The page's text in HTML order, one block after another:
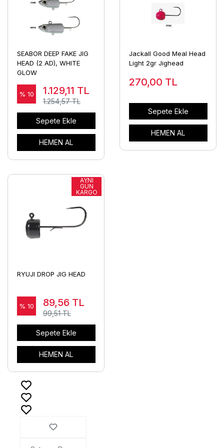
SEABOR DEEP FAKE JIG
HEAD (2 AD), WHITE
GLOW
% 10 1.129,11 TL
1.254,57 TL
Sepete Ekle
HEMEN AL
Jackall Good Meal Head
Light 2gr Jighead
270,00 TL
Sepete Ekle
HEMEN AL
RYUJI DROP JIG HEAD
% 10 89,56 TL
99,51 TL
Sepete Ekle
HEMEN AL